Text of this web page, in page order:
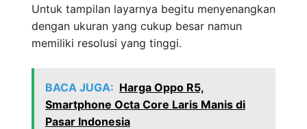
Untuk tampilan layarnya begitu menyenangkan
dengan ukuran yang cukup besar namun
memiliki resolusi yang tinggi.
BACA JUGA: Harga Oppo R5,
Smartphone Octa Core Laris Manis di
Pasar Indonesia